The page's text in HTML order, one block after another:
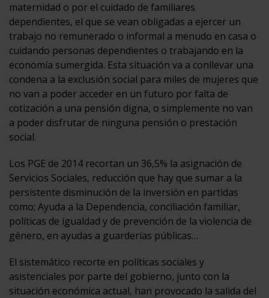
maternidad o por el cuidado de familiares
dependientes, el que se vean obligadas a ejercer un
trabajo no remunerado o informal a menudo en casa o
cuidando personas dependientes o trabajando en la
economía sumergida. Esta situación va a conllevar una
condena a la exclusión social para miles de mujeres que
no van a poder acceder en un futuro por falta de
cotización a una pensión digna, o simplemente no van
a poder disfrutar de ninguna pensión o prestación
social.
Los PGE de 2014 recortan un 36,5% la asignación de
Servicios Sociales, reducción que hay que sumar a la
persistente disminución de la inversión en partidas
como; Ayuda a la Dependencia, conciliación familiar,
políticas de igualdad y de prevención de la violencia de
género, en ayudas a guarderías públicas…
El sistemático recorte en políticas sociales y
asistenciales por parte del gobierno, junto con la
situación económica actual, han provocado la salida del